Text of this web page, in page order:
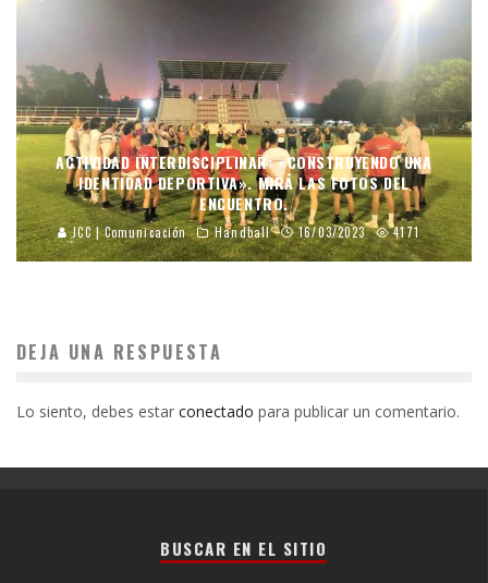
ACTIVIDAD INTERDISCIPLINAR: «CONSTRUYENDO UNA
IDENTIDAD DEPORTIVA». MIRÁ LAS FOTOS DEL
ENCUENTRO.
JCC | Comunicación Handball 16/03/2023 4171
DEJA UNA RESPUESTA
Lo siento, debes estar conectado para publicar un comentario.
BUSCAR EN EL SITIO